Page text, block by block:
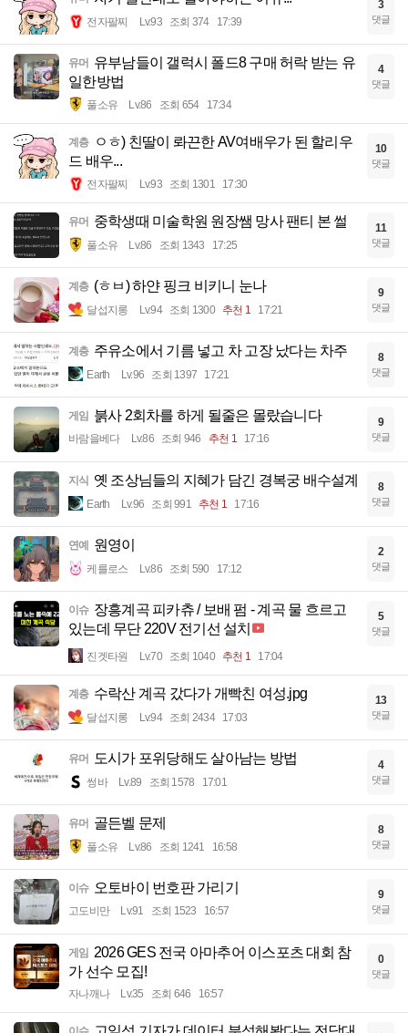
전자팔찌 Lv.93 조회 374 17:39
3
댓글
유머 유부남들이 갤럭시 폴드8 구매 허락 받는 유
일한방법
풀소유 Lv.86 조회 654 17:34
4
댓글
계층
ㅇㅎ) 친딸이 롸끈한 AV여배우가 된 할리우
드 배우...
전자팔찌 Lv.93 조회 1301 17:30
10
댓글
유머 중학생때 미술학원 원장쌤 망사 팬티 본 썰
풀소유 Lv.86 조회 1343 17:25
11
댓글
계층 (ㅎㅂ) 하얀 핑크 비키니 눈나
달섭지롱 Lv.94 조회 1300 추천 1 17:21
9
댓글
계층 주유소에서 기름 넣고 차 고장 났다는 차주
Earth Lv.96 조회 1397 17:21
8
댓글
게임 붉사 2회차를 하게 될줄은 몰랐습니다
바람을베다 Lv.86 조회 946 추천 1 17:16
9
댓글
지식 옛 조상님들의 지혜가 담긴 경복궁 배수설계
Earth Lv.96 조회 991 추천 1 17:16
8
댓글
연예 원영이
케를로스 Lv.86 조회 590 17:12
2
댓글
이슈 장흥계곡 피카츄 / 보배 펌 - 계곡 물 흐르고
있는데 무단 220V 전기선 설치
진겟타원 Lv.70 조회 1040 추천 1 17:04
5
댓글
계층 수락산 계곡 갔다가 개빡친 여성.jpg
달섭지롱 Lv.94 조회 2434 17:03
13
댓글
유머 도시가 포위당해도 살아남는 방법
썽바 Lv.89 조회 1578 17:01
4
댓글
유머 골든벨 문제
풀소유 Lv.86 조회 1241 16:58
8
댓글
이슈 오토바이 번호판 가리기
고도비만 Lv.91 조회 1523 16:57
9
댓글
게임 2026 GES 전국 아마추어 이스포츠 대회 참
가 선수 모집!
자나깨나 Lv.35 조회 646 16:57
0
댓글